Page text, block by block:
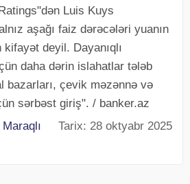
Luis Kuys
aşağı faiz dərəcələri yuanın
deyil. Dayanıqlı
daha dərin islahatlar tələb
bazarları, çevik məzənnə və
sərbəst giriş". / banker.az
Maraqlı Tarix: 28 oktyabr 2025